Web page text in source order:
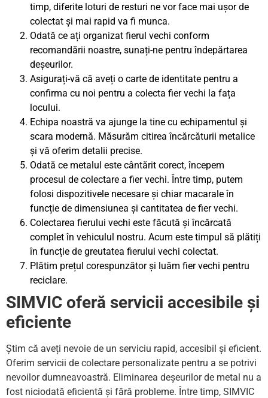
timp, diferite loturi de resturi ne vor face mai ușor de
colectat și mai rapid va fi munca.
Odată ce ați organizat fierul vechi conform
recomandării noastre, sunați-ne pentru îndepărtarea
deșeurilor.
Asigurați-vă că aveți o carte de identitate pentru a
confirma cu noi pentru a colecta fier vechi la fața
locului.
Echipa noastră va ajunge la tine cu echipamentul și
scara modernă. Măsurăm citirea încărcăturii metalice
și vă oferim detalii precise.
Odată ce metalul este cântărit corect, începem
procesul de colectare a fier vechi. Între timp, putem
folosi dispozitivele necesare și chiar macarale în
funcție de dimensiunea și cantitatea de fier vechi.
Colectarea fierului vechi este făcută și încărcată
complet în vehiculul nostru. Acum este timpul să plătiți
în funcție de greutatea fierului vechi colectat.
Plătim prețul corespunzător și luăm fier vechi pentru
reciclare.
SIMVIC oferă servicii accesibile și
eficiente
Știm că aveți nevoie de un serviciu rapid, accesibil și eficient.
Oferim servicii de colectare personalizate pentru a se potrivi
nevoilor dumneavoastră. Eliminarea deșeurilor de metal nu a
fost niciodată eficientă și fără probleme. Între timp, SIMVIC